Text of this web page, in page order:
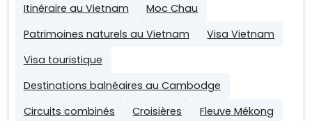
Itinéraire au Vietnam
Moc Chau
Patrimoines naturels au Vietnam
Visa Vietnam
Visa touristique
Destinations balnéaires au Cambodge
Circuits combinés
Croisières
Fleuve Mékong